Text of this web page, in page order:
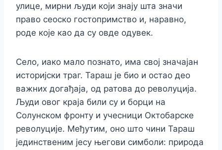
улице, мирни људи који знају шта значи
право сеоско гостопримство и, наравно,
роде које као да су овде одувек.
Село, иако мало познато, има свој значајан
историјски траг. Тараш је био и остао део
важних догађаја, од ратова до револуција.
Људи овог краја били су и борци на
Солунском фронту и учесници Октобарске
револуције. Међутим, оно што чини Тараш
јединственим јесу његови симболи: природа